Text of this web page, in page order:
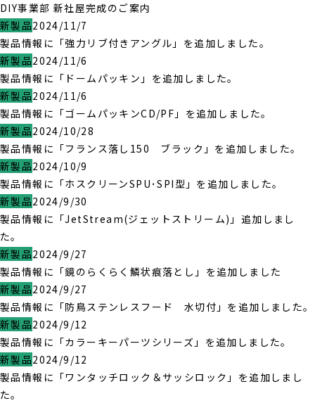
DIY事業部 新社屋完成のご案内
新製品2024/11/7
製品情報に「強力リブ付きアングル」を追加しました。
新製品2024/11/6
製品情報に「ドームパッキン」を追加しました。
新製品2024/11/6
製品情報に「ゴームパッキンCD/PF」を追加しました。
新製品2024/10/28
製品情報に「フランス落し150 ブラック」を追加しました。
新製品2024/10/9
製品情報に「ホスクリーンSPU･SPI型」を追加しました。
新製品2024/9/30
製品情報に「JetStream(ジェットストリーム)」追加しまし
た。
新製品2024/9/27
製品情報に「鏡のらくらく鱗状痕落とし」を追加しました
新製品2024/9/27
製品情報に「防鳥ステンレスフード 水切付」を追加しました。
新製品2024/9/12
製品情報に「カラーキーパーツシリーズ」を追加しました。
新製品2024/9/12
製品情報に「ワンタッチロック＆サッシロック」を追加しまし
た。